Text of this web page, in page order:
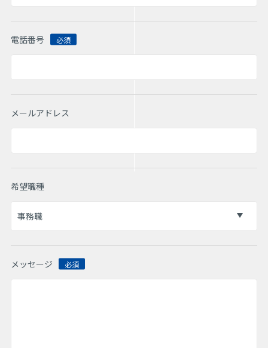
電話番号
メールアドレス
希望職種
メッセージ